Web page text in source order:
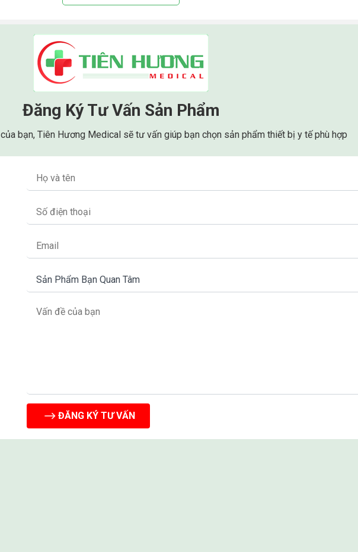
Đăng Ký Tư Vấn Sản Phẩm
bạn, Tiên Hương Medical sẽ tư vấn giúp bạn chọn sản phẩm thiết bị y tế phù hợp
ĐĂNG KÝ TƯ VẤN